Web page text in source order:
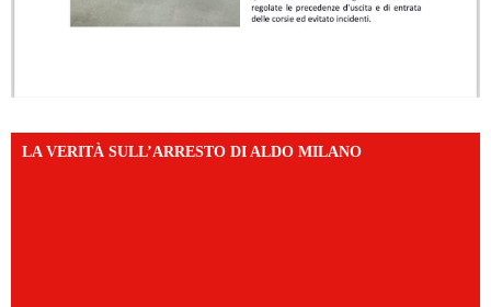
LA VERITÀ SULL’ARRESTO DI ALDO MILANO